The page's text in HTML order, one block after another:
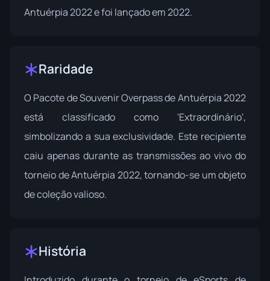
Antuérpia 2022e foi lançado em 2022.
Raridade
O Pacote de Souvenir Overpass de Antuérpia 2022
está classificado como 'Extraordinário',
simbolizando a sua exclusividade. Este recipiente
caiu apenas durante as transmissões ao vivo do
torneio de Antuérpia 2022, tornando-se um objeto
de coleção valioso.
História